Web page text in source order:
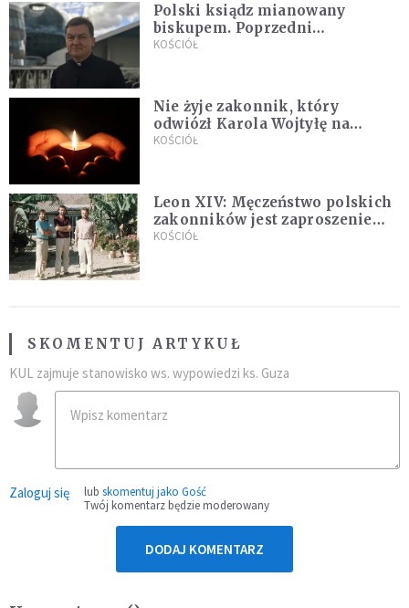
Polski ksiądz mianowany
biskupem. Poprzedni
ordynariusz zrezygnował
KOŚCIÓŁ
Nie żyje zakonnik, który
odwiózł Karola Wojtyłę na
konklawe. Jan Paweł II nazywał
KOŚCIÓŁ
Leon XIV: Męczeństwo polskich
zakonników jest zaproszeniem
do jedności i misji całego
KOŚCIÓŁ
SKOMENTUJ ARTYKUŁ
KUL zajmuje stanowisko ws. wypowiedzi ks. Guza
Zaloguj się lub skomentuj jako Gość
Twój komentarz będzie moderowany
DODAJ KOMENTARZ